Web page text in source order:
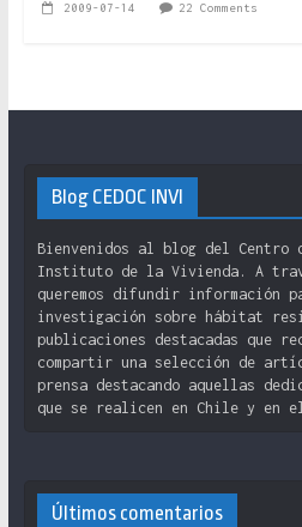
2009-07-14 22 Comments
Blog CEDOC INVI
Bienvenidos al blog del Centro
Instituto de la Vivienda. A
queremos difundir información
investigación sobre hábitat
publicaciones destacadas que
compartir una selección de
prensa destacando aquellas
que se realicen en Chile y en
Últimos comentarios